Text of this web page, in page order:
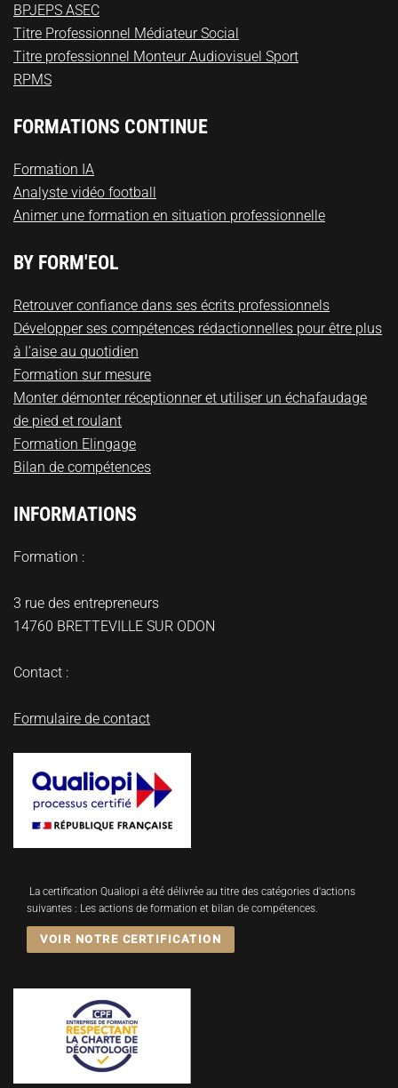
BPJEPS ASEC
Titre Professionnel Médiateur Social
Titre professionnel Monteur Audiovisuel Sport
RPMS
FORMATIONS CONTINUE
Formation IA
Analyste vidéo football
Animer une formation en situation professionnelle
BY FORM'EOL
Retrouver confiance dans ses écrits professionnels
Développer ses compétences rédactionnelles pour être plus
à l’aise au quotidien
Formation sur mesure
Monter démonter réceptionner et utiliser un échafaudage
de pied et roulant
Formation Elingage
Bilan de compétences
INFORMATIONS
Formation :
3 rue des entrepreneurs
14760 BRETTEVILLE SUR ODON
Contact :
Formulaire de contact
La certification Qualiopi a été délivrée au titre des catégories d'actions
suivantes : Les actions de formation et bilan de compétences.
VOIR NOTRE CERTIFICATION